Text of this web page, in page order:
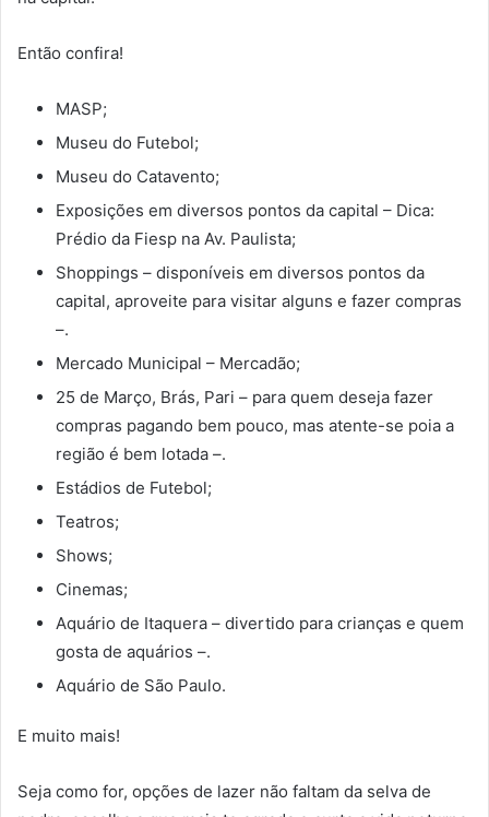
Então confira!
MASP;
Museu do Futebol;
Museu do Catavento;
Exposições em diversos pontos da capital – Dica:
Prédio da Fiesp na Av. Paulista;
Shoppings – disponíveis em diversos pontos da
capital, aproveite para visitar alguns e fazer compras
–.
Mercado Municipal – Mercadão;
25 de Março, Brás, Pari – para quem deseja fazer
compras pagando bem pouco, mas atente-se poia a
região é bem lotada –.
Estádios de Futebol;
Teatros;
Shows;
Cinemas;
Aquário de Itaquera – divertido para crianças e quem
gosta de aquários –.
Aquário de São Paulo.
E muito mais!
Seja como for, opções de lazer não faltam da selva de